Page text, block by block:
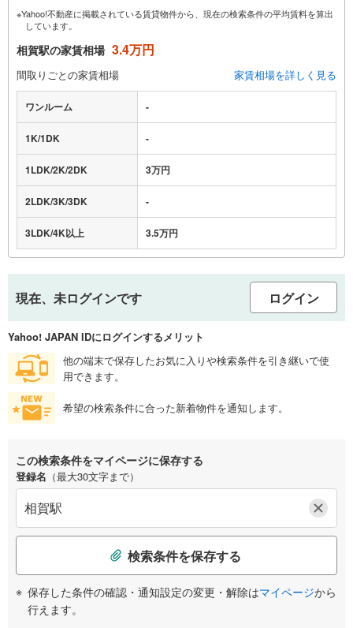
※Yahoo!不動産に掲載されている賃貸物件から、現在の検索条件の平均賃料を算出
しています。
相賀駅の家賃相場 3.4万円
間取りごとの家賃相場 家賃相場を詳しく見る
ワンルーム -
1K/1DK -
1LDK/2K/2DK 3万円
2LDK/3K/3DK -
3LDK/4K以上 3.5万円
現在、未ログインです ログイン
Yahoo! JAPAN IDにログインするメリット
他の端末で保存したお気に入りや検索条件を引き継いで使
用できます。
希望の検索条件に合った新着物件を通知します。
この検索条件をマイページに保存する
登録名 （最大30文字まで）
検索条件を保存する
保存した条件の確認・通知設定の変更・解除はマイページから
行えます。